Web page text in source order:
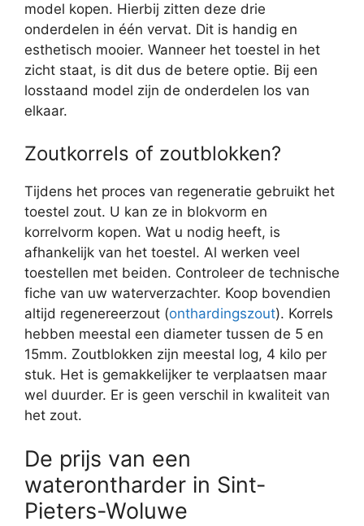
model kopen. Hierbij zitten deze drie
onderdelen in één vervat. Dit is handig en
esthetisch mooier. Wanneer het toestel in het
zicht staat, is dit dus de betere optie. Bij een
losstaand model zijn de onderdelen los van
elkaar.
Zoutkorrels of zoutblokken?
Tijdens het proces van regeneratie gebruikt het
toestel zout. U kan ze in blokvorm en
korrelvorm kopen. Wat u nodig heeft, is
afhankelijk van het toestel. Al werken veel
toestellen met beiden. Controleer de technische
fiche van uw waterverzachter. Koop bovendien
altijd regenereerzout (onthardingszout). Korrels
hebben meestal een diameter tussen de 5 en
15mm. Zoutblokken zijn meestal log, 4 kilo per
stuk. Het is gemakkelijker te verplaatsen maar
wel duurder. Er is geen verschil in kwaliteit van
het zout.
De prijs van een
waterontharder in Sint-
Pieters-Woluwe